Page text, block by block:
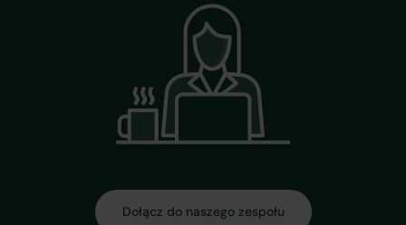
Dołącz do naszego zespołu